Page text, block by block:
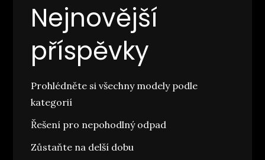
Nejnovější
příspěvky
Prohlédněte si všechny modely podle
kategorií
Řešení pro nepohodlný odpad
Zůstaňte na delší dobu